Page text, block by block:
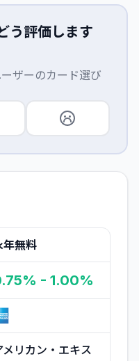
う評価します
ザーのカード選び
年無料
- 1.00%
メリカン・エキス